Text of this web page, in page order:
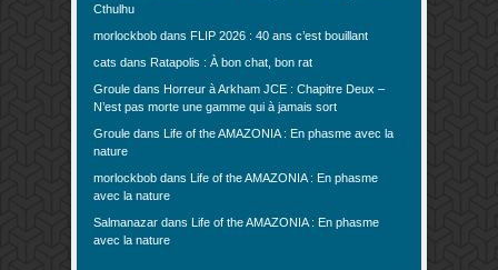
Cthulhu
morlockbob dans FLIP 2026 : 40 ans c’est bouillant
cats dans Ratapolis : À bon chat, bon rat
Groule dans Horreur à Arkham JCE : Chapitre Deux –
N’est pas morte une gamme qui à jamais sort
Groule dans Life of the AMAZONIA : En phasme avec la
nature
morlockbob dans Life of the AMAZONIA : En phasme
avec la nature
Salmanazar dans Life of the AMAZONIA : En phasme
avec la nature